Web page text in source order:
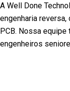
A Well Done
engenharia
PCB. Nossa
engenheiros